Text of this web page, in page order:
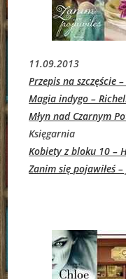
11.09.2013
Przepis na szczęście
Magia indygo –
Młyn nad Czarnym
Księgarnia
Kobiety z bloku 10 –
Zanim się pojawiłeś